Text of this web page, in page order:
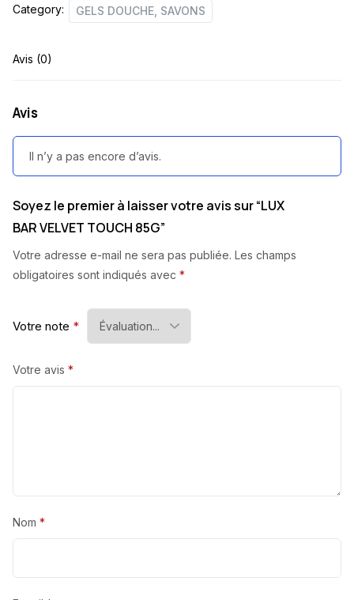
Category: GELS DOUCHE, SAVONS
Avis (0)
Avis
Il n’y a pas encore d’avis.
Soyez le premier à laisser votre avis sur “LUX
BAR VELVET TOUCH 85G”
Votre adresse e-mail ne sera pas publiée. Les champs
obligatoires sont indiqués avec *
Votre note *
Votre avis *
Nom *